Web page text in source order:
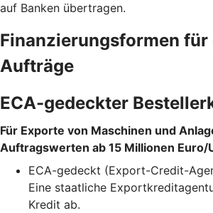
auf Banken übertragen.
Finanzierungsformen für
Aufträge
ECA-gedeckter
Für Exporte von Maschinen und
Auftragswerten ab 15 Millionen Euro/
ECA-gedeckt (Export-Credit-
Eine staatliche
Kredit ab.